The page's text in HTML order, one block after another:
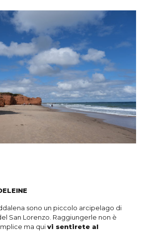
sono un piccolo arcipelago di
San Lorenzo. Raggiungerle non è
ma quivi sentirete al